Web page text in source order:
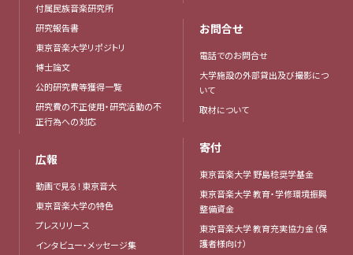
付属民族音楽研究所
研究報告書
東京音楽大学リポジトリ
博士論文
公的研究費等獲得一覧
研究費の不正使用・研究活動の不
正行為への対応
広報
動画で見る！東京音大
東京音楽大学の特色
プレスリリース
インタビュー・メッセージ集
お問合せ
電話でのお問合せ
大学施設の外部貸出及び撮影につ
いて
取材について
寄付
東京音楽大学 野島稔奨学基金
東京音楽大学 教育・学修環境振興
整備資金
東京音楽大学 教育充実協力金（保
護者様向け）